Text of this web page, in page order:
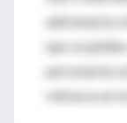
adicional es
que se
personal en
retirarse en